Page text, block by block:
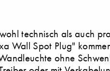
technisch als auch
Wall Spot Plug"
ohne